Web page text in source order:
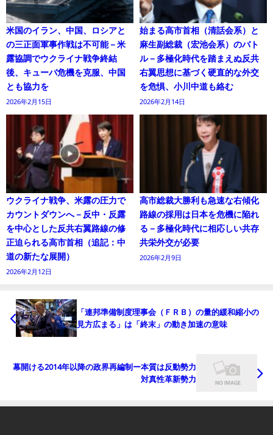
米国のイラン、中国、ロシアと
の三正面軍事作戦は不可能－米
露協調でウクライナ戦争終結
後、キューバ危機を克服、中国
とも協力を
2026年2月15日
始まる高市首相（清話会系）と
麻生副総裁（宏池会系）のバト
ル－多極化時代を踏まえぬ反共
右翼思想に基づく硬直的な外交
を危惧、小川中道も絡む
2026年2月14日
ウクライナ戦争、米露の圧力で
カウントダウンへ－反中・反露
を中心とした反共右翼路線の修
正迫られる高市首相（追記：中
道の新たな展開）
2026年2月12日
高市総裁大勝利も急速な右傾化
路線の採用は日本を危機に陥れ
る－多極化時代に相応しい共存
共栄外交が必要
2026年2月9日
「連邦準備制度理事会（ＦＲＢ）の量的緩和縮小の
見方広まる」は「終末」の動き加速の意味
幕開ける2014年以降の政界再編制ー本質は反動勢力
対真性革新勢力